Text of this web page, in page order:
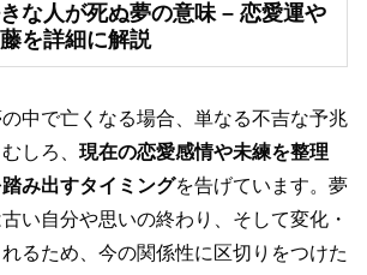
な人が死ぬ夢の意味 – 恋愛運や
を詳細に解説
中で亡くなる場合、単なる不吉な予兆
しろ、 現在の恋愛感情や未練を整理
み出すタイミングを告げています。夢
い自分や思いの終わり、そして変化・
るため、今の関係性に区切りをつけた